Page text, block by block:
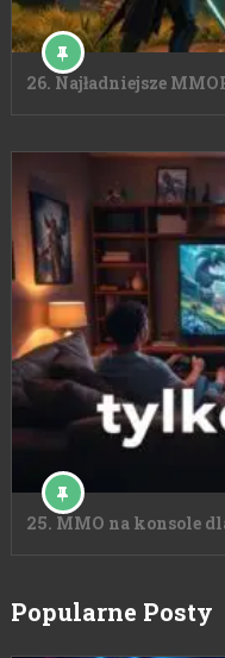
26. Najładniejsze
25. MMO na konsole
Popularne Posty